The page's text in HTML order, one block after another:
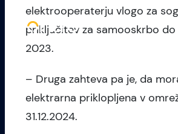
elektrooperaterju vlogo za
priključitev za samooskrbo
2023.
– Druga zahteva pa je, da
elektrarna priklopljena v
31.12.2024.